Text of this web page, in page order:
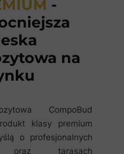
-
na
CompoBud
klasy premium
o profesjonalnych
oraz tarasach